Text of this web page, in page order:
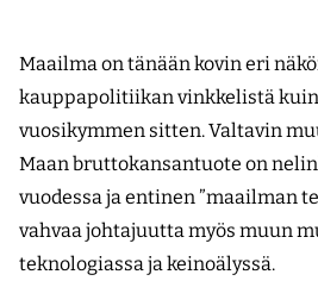
Maailma on tänään kovin eri
kauppapolitiikan vinkkelistä
vuosikymmen sitten. Valtavin
Maan bruttokansantuote on
vuodessa ja entinen ”maailman
vahvaa johtajuutta myös muun
teknologiassa ja keinoälyssä.